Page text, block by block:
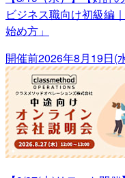
ビジネス職向け初級編
始め方」
開催前2026年8月19日(